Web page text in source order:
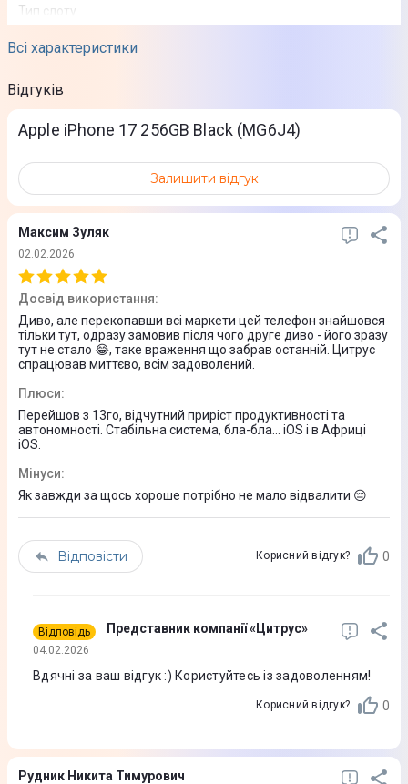
Всі характеристики
Тип слоту
SIM + e-SIM
Так
Стандарти зв'язку
2G
3G
4G (LTE)
5G
Екран
Тип екрану
Super Retina XDR
Діагональ екрану
6,3"
Роздільна здатність екрана, PX
2622 х 1206
Частота оновлення екрану
120 Гц
Захист скла
Ceramic Shield 2
Відгуків
Apple iPhone 17 256GB Black (MG6J4)
Залишити відгук
Максим Зуляк
02.02.2026
Досвід використання:
Диво, але перекопавши всі маркети цей телефон знайшовся
тільки тут, одразу замовив після чого друге диво - його зразу
тут не стало 😂, таке враження що забрав останній. Цитрус
спрацював миттєво, всім задоволений.
Плюси:
Перейшов з 13го, відчутний приріст продуктивності та
автономності. Стабільна система, бла-бла… iOS і в Африці
iOS.
Мінуси:
Як завжди за щось хороше потрібно не мало відвалити 😔
Відповісти Корисний відгук? 0
Відповідь Представник компанії «Цитрус»
04.02.2026
Вдячні за ваш відгук :) Користуйтесь із задоволенням!
Корисний відгук? 0
Рудник Никита Тимурович